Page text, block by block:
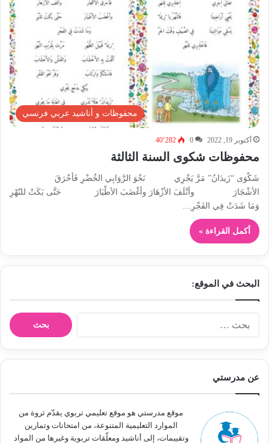
محفوظات و أناشيد عربي فرنسي
أكتوبر 19, 2022 0 40٬282
محفوظات شكوى السنة الثالثة
شَكْوَى “زَيدَانُ” مَرَّ يَجْرِي نَحْوَ الرَّوَابِي الخُضْرِ فَأحْرَقَ
الأشْجَارَ وأتْلَفَ الأزْهَارَ وأغْضَبَ الأطْيَارَ حَتَّى بَكَتْ للنّهْرِ
وَمَا شَدَتْ فِي الفَجْرِ…
أكمل القراءة »
البحث في الموقع:
ن
عن مدرستي
موقع مدرستي هو موقع تعليمي تربوي يقدّم ثروة من
الموارد التعليمية المتنوعة، من امتحانات وتمارين
وتقييمات، إلى أناشيد ومعلّقات تربوية وغيرها من المواد